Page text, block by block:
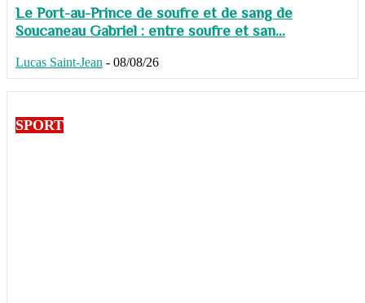
Le Port-au-Prince de soufre et de sang de
Soucaneau Gabriel : entre soufre et san...
Lucas Saint-Jean - 08/08/26
SPORT